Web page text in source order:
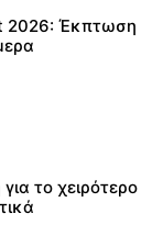
2026: Έκπτωση
το χειρότερο